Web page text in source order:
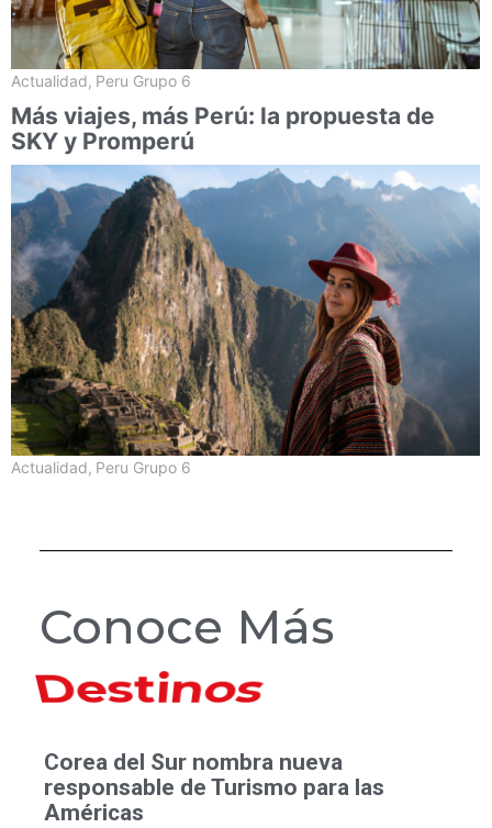
Actualidad, Peru Grupo 6
Más viajes, más Perú: la propuesta de
SKY y Promperú
Actualidad, Peru Grupo 6
Conoce Más
Hoteles
Corea del Sur nombra nueva
responsable de Turismo para las
Américas